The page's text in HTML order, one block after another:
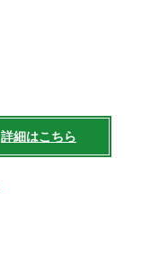
詳細はこちら